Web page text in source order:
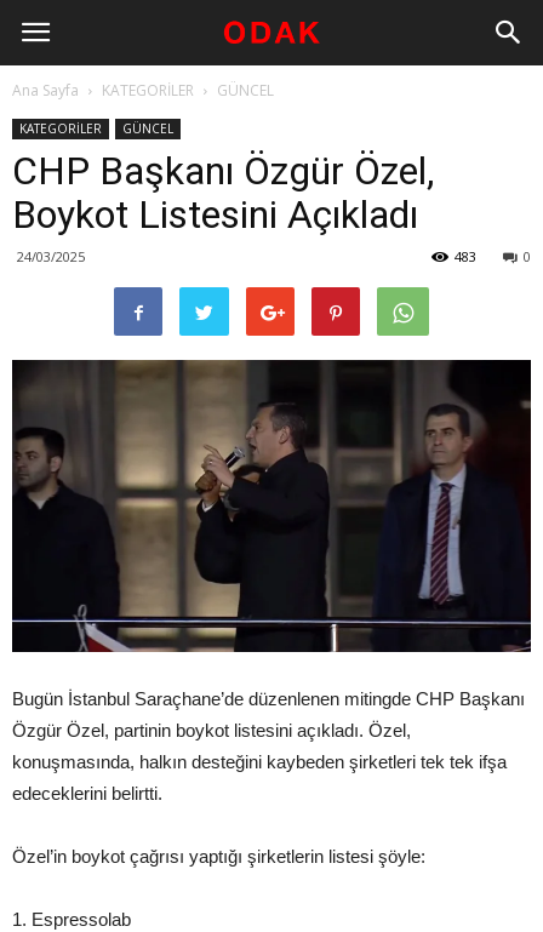
Ana Sayfa KATEGORİLER GÜNCEL
KATEGORİLER GÜNCEL
CHP Başkanı Özgür Özel,
Boykot Listesini Açıkladı
24/03/2025 0
483
Bugün İstanbul Saraçhane’de düzenlenen mitingde CHP Başkanı
Özgür Özel, partinin boykot listesini açıkladı. Özel,
konuşmasında, halkın desteğini kaybeden şirketleri tek tek ifşa
edeceklerini belirtti.
Özel’in boykot çağrısı yaptığı şirketlerin listesi şöyle:
1. Espressolab